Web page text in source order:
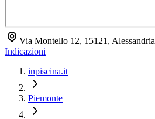
Via Montello 12, 15121, Alessandria
Indicazioni
inpiscina.it
Piemonte